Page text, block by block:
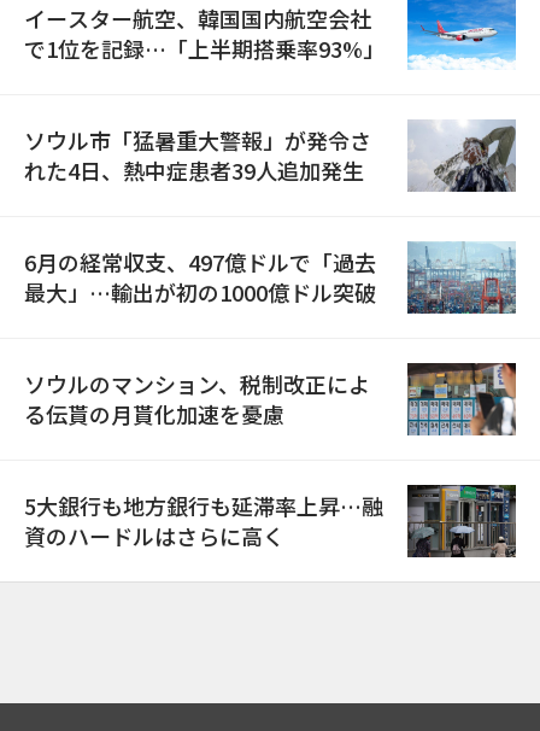
イースター航空、韓国国内航空会社
で1位を記録…「上半期搭乗率93%」
ソウル市「猛暑重大警報」が発令さ
れた4日、熱中症患者39人追加発生
6月の経常収支、497億ドルで「過去
最大」…輸出が初の1000億ドル突破
ソウルのマンション、税制改正によ
る伝貰の月貰化加速を憂慮
5大銀行も地方銀行も延滞率上昇…融
資のハードルはさらに高く